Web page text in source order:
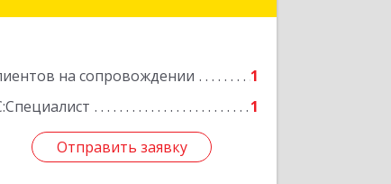
на сопровождении
1
1
Отправить заявку
Подробнее
Отправить заявку